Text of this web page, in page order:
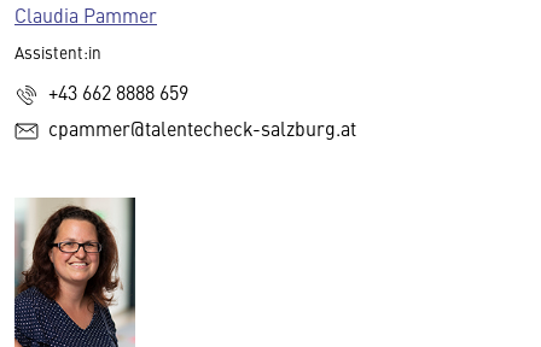
Claudia Pammer
Assistent:in
+43 662 8888 659
cpammer@talentecheck-salzburg.at